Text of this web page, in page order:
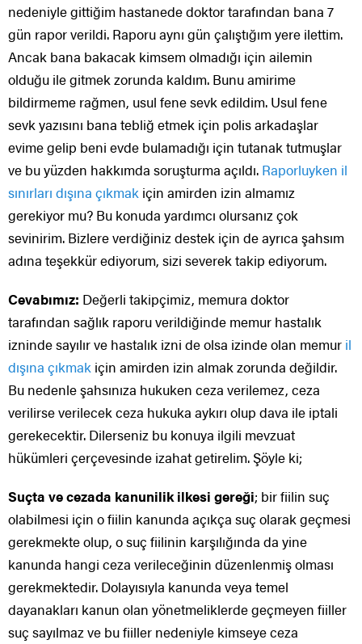
nedeniyle gittiğim hastanede doktor tarafından bana 7
gün rapor verildi. Raporu aynı gün çalıştığım yere ilettim.
Ancak bana bakacak kimsem olmadığı için ailemin
olduğu ile gitmek zorunda kaldım. Bunu amirime
bildirmeme rağmen, usul fene sevk edildim. Usul fene
sevk yazısını bana tebliğ etmek için polis arkadaşlar
evime gelip beni evde bulamadığı için tutanak tutmuşlar
ve bu yüzden hakkımda soruşturma açıldı. Raporluyken il
sınırları dışına çıkmak için amirden izin almamız
gerekiyor mu? Bu konuda yardımcı olursanız çok
sevinirim. Bizlere verdiğiniz destek için de ayrıca şahsım
adına teşekkür ediyorum, sizi severek takip ediyorum.
Cevabımız: Değerli takipçimiz, memura doktor
tarafından sağlık raporu verildiğinde memur hastalık
izninde sayılır ve hastalık izni de olsa izinde olan memur il
dışına çıkmak için amirden izin almak zorunda değildir.
Bu nedenle şahsınıza hukuken ceza verilemez, ceza
verilirse verilecek ceza hukuka aykırı olup dava ile iptali
gerekecektir. Dilerseniz bu konuya ilgili mevzuat
hükümleri çerçevesinde izahat getirelim. Şöyle ki;
Suçta ve cezada kanunilik ilkesi gereği; bir fiilin suç
olabilmesi için o fiilin kanunda açıkça suç olarak geçmesi
gerekmekte olup, o suç fiilinin karşılığında da yine
kanunda hangi ceza verileceğinin düzenlenmiş olması
gerekmektedir. Dolayısıyla kanunda veya temel
dayanakları kanun olan yönetmeliklerde geçmeyen fiiller
suç sayılmaz ve bu fiiller nedeniyle kimseye ceza